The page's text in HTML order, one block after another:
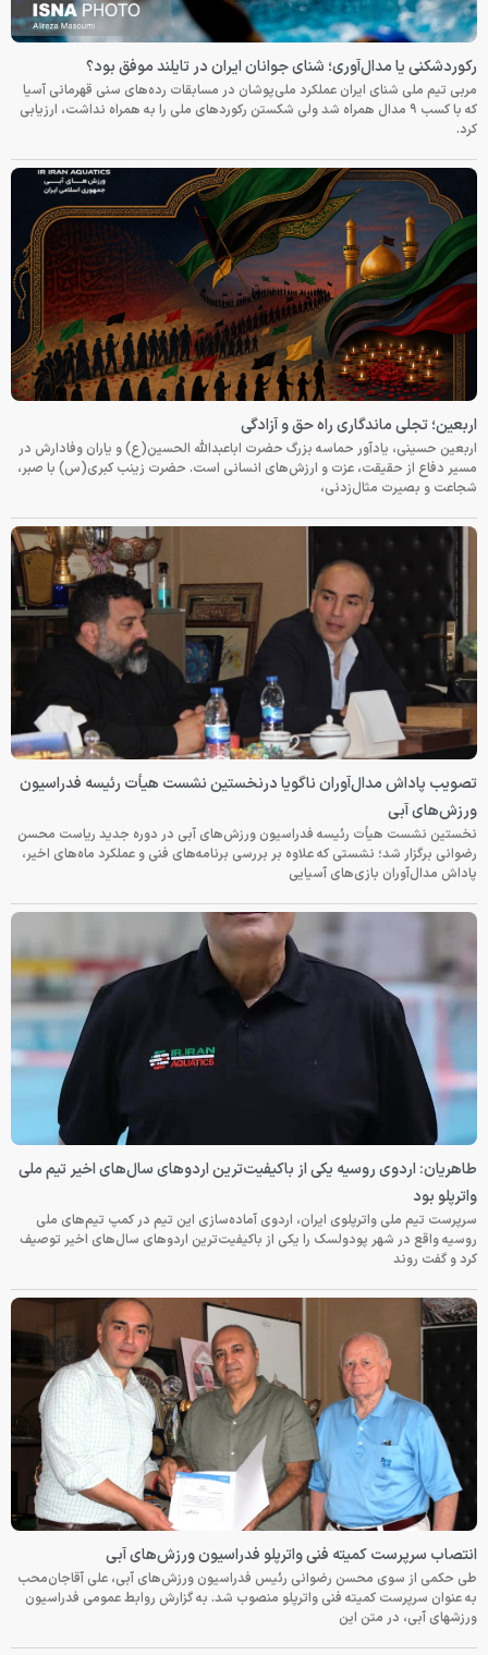
رکوردشکنی یا مدال‌آوری؛ شنای جوانان ایران در تایلند موفق بود؟
مربی تیم ملی شنای ایران عملکرد ملی‌پوشان در مسابقات رده‌های سنی قهرمانی آسیا
که با کسب ۹ مدال همراه شد ولی شکستن رکوردهای ملی را به همراه نداشت، ارزیابی
کرد.
اربعین؛ تجلی ماندگاری راه حق و آزادگی
اربعین حسینی، یادآور حماسه بزرگ حضرت اباعبدالله الحسین(ع) و یاران وفادارش در
مسیر دفاع از حقیقت، عزت و ارزش‌های انسانی است. حضرت زینب کبری(س) با صبر،
شجاعت و بصیرت مثال‌زدنی،
تصویب پاداش مدال‌آوران ناگویا درنخستین نشست هیأت رئیسه فدراسیون
ورزش‌های آبی
نخستین نشست هیأت رئیسه فدراسیون ورزش‌های آبی در دوره جدید ریاست محسن
رضوانی برگزار شد؛ نشستی که علاوه بر بررسی برنامه‌های فنی و عملکرد ماه‌های اخیر،
پاداش مدال‌آوران بازی‌های آسیایی
طاهریان: اردوی روسیه یکی از باکیفیت‌ترین اردوهای سال‌های اخیر تیم ملی
واترپلو بود
سرپرست تیم ملی واترپلوی ایران، اردوی آماده‌سازی این تیم در کمپ تیم‌های ملی
روسیه واقع در شهر پودولسک را یکی از باکیفیت‌ترین اردوهای سال‌های اخیر توصیف
کرد و گفت روند
انتصاب سرپرست کمیته فنی واترپلو فدراسیون ورزش‌های آبی
طی حکمی از سوی محسن رضوانی رئیس فدراسیون ورزش‌های آبی، علی آقاجان‌محب
به عنوان سرپرست کمیته فنی واترپلو منصوب شد. به گزارش روابط عمومی فدراسیون
ورزشهای آبی، در متن این